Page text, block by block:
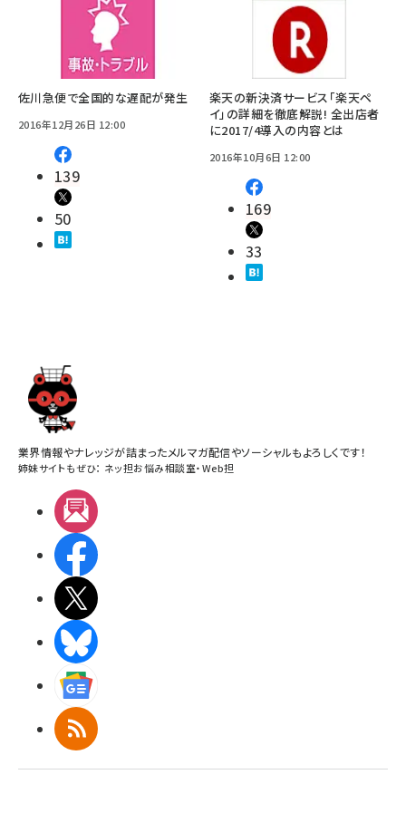
佐川急便で全国的な遅配が発生
2016年12月26日 12:00
139
50
楽天の新決済サービス「楽天ペ
イ」の詳細を徹底解説! 全出店者
に2017/4導入の内容とは
2016年10月6日 12:00
169
33
業界情報やナレッジが詰まったメルマガ配信やソーシャルもよろしくです！
姉妹サイトもぜひ： ネッ担お悩み相談室・Web担
RSS